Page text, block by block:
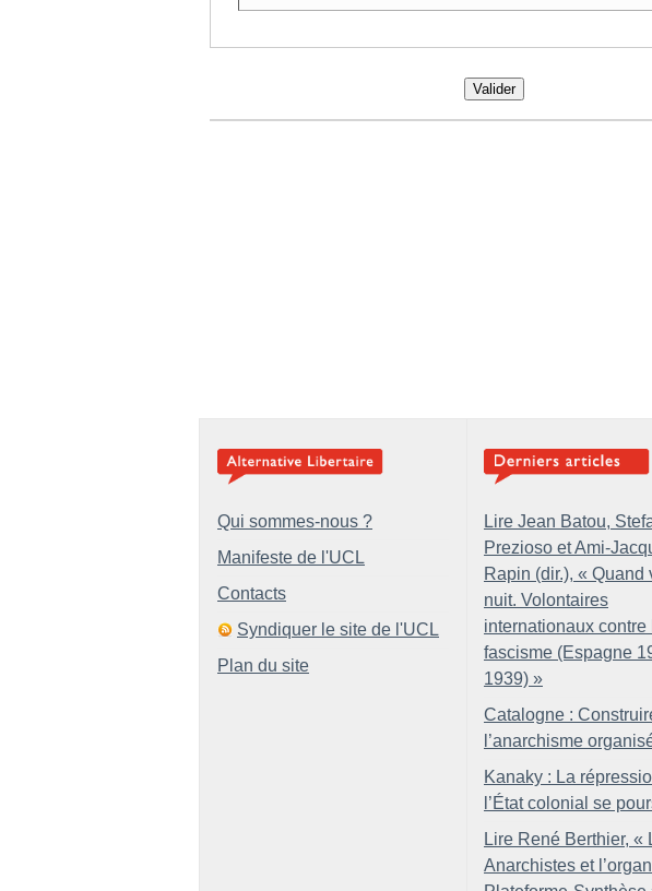
Valider
Qui sommes-nous ?
Manifeste de l'UCL
Contacts
Syndiquer le site de l'UCL
Plan du site
Lire Jean Batou,
Prezioso et Ami-
Rapin (dir.), « Quand
nuit. Volontaires
internationaux contre
fascisme (Espagne
1939) »
Catalogne :
l’anarchisme
Kanaky : La
l’État colonial se
Lire René Berthier, «
Anarchistes et